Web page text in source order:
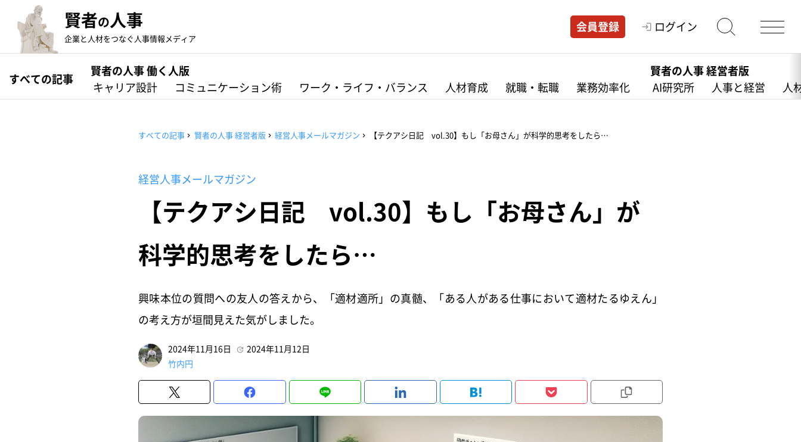
賢者の人事
企業と人材をつなぐ人事情報メディア
会員登録 ログイン
すべての記事
賢者の人事 働く人版
キャリア設計
コミュニケーション術 ワーク・ライフ・バランス 人材育成 就職・転職 業務効率化
賢者の人事 経営者版
AI研究所
人事と経営 人
すべての記事 賢者の人事 経営者版 経営人事メールマガジン 【テクアシ日記 vol.30】もし「お母さん」が科学的思考をしたら…
経営人事メールマガジン
【テクアシ日記 vol.30】もし「お母さん」が
科学的思考をしたら…
興味本位の質問への友人の答えから、「適材適所」の真髄、「ある人がある仕事において適材たるゆえん」
の考え方が垣間見えた気がしました。
2024年11月16日
2024年11月12日
竹内円